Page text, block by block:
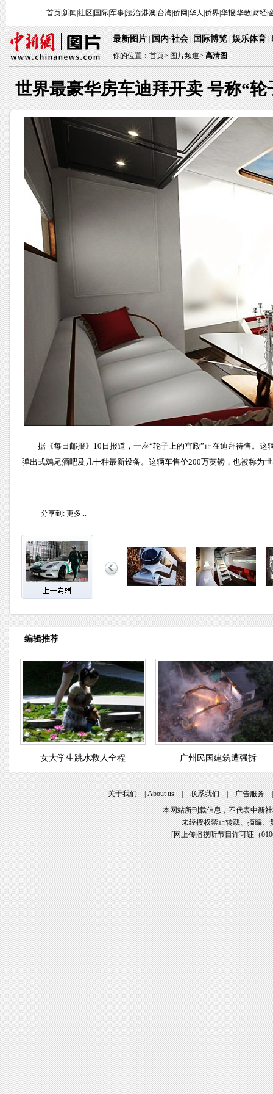
首页|新闻 社区 国际|军事|法治|港澳 台湾|侨网 华人 侨界|华报 华教| 财经|
最新图片|国内·社会|国际博览|娱乐体育|
你的位置：首页>图片频道> 高清图
世界最豪华房车迪拜开卖 号称“轮
据《每日邮报》10日报道，一座“轮子上的宫殿”正在迪拜待售。
弹出式鸡尾酒吧及几十种最新设备。这辆车售价200万英镑，也被称为
分享到: 更多...
编辑推荐
女大学生跳水救人全程 广州民国建筑遭强拆
关于我们|About us|联系我们|广告服务
本网站所刊载信息，不代表中新
未经授权禁止转载、摘编、
[网上传播视听节目许可证（